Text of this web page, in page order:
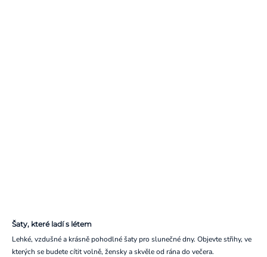
Šaty, které ladí s létem
Lehké, vzdušné a krásně pohodlné šaty pro slunečné dny. Objevte střihy, ve
kterých se budete cítit volně, žensky a skvěle od rána do večera.